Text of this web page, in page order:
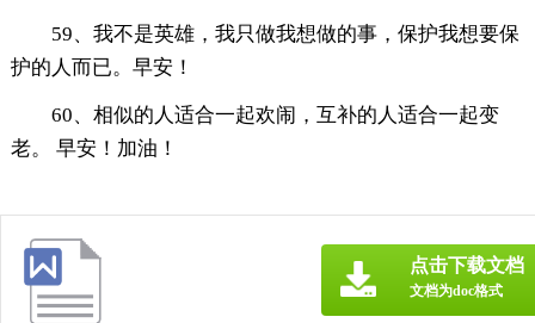
59、我不是英雄，我只做我想做的事，保护我想要保
护的人而已。早安！
60、相似的人适合一起欢闹，互补的人适合一起变
老。 早安！加油！
点击下载文档
文档为doc格式